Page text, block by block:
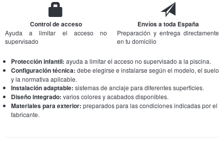
Control de acceso
Ayuda a limitar el acceso no
supervisado
Envíos a toda España
Preparación y entrega directamente
en tu domicilio
Protección infantil: ayuda a limitar el acceso no supervisado a la piscina.
Configuración técnica: debe elegirse e instalarse según el modelo, el suelo
y la normativa aplicable.
Instalación adaptable: sistemas de anclaje para diferentes superficies.
Diseño integrado: varios colores y acabados disponibles.
Materiales para exterior: preparados para las condiciones indicadas por el
fabricante.